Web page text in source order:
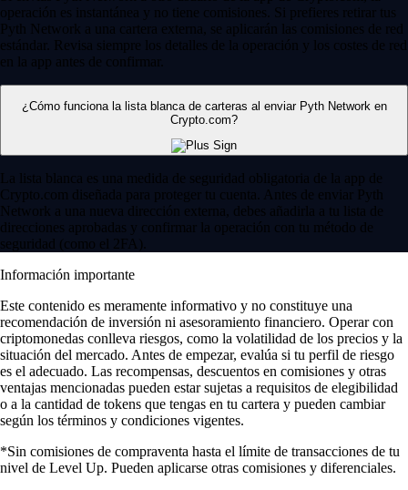
operación es instantánea y no tiene comisiones. Si prefieres retirar tus
Pyth Network a una cartera externa, se aplicarán las comisiones de red
estándar. Revisa siempre los detalles de la operación y los costes de red
en la app antes de confirmar.
¿Cómo funciona la lista blanca de carteras al enviar Pyth Network en
Crypto.com?
La lista blanca es una medida de seguridad obligatoria de la app de
Crypto.com diseñada para proteger tu cuenta. Antes de enviar Pyth
Network a una nueva dirección externa, debes añadirla a tu lista de
direcciones aprobadas y confirmar la operación con tu método de
seguridad (como el 2FA).
Información importante
Este contenido es meramente informativo y no constituye una
recomendación de inversión ni asesoramiento financiero. Operar con
criptomonedas conlleva riesgos, como la volatilidad de los precios y la
situación del mercado. Antes de empezar, evalúa si tu perfil de riesgo
es el adecuado. Las recompensas, descuentos en comisiones y otras
ventajas mencionadas pueden estar sujetas a requisitos de elegibilidad
o a la cantidad de tokens que tengas en tu cartera y pueden cambiar
según los términos y condiciones vigentes.
*Sin comisiones de compraventa hasta el límite de transacciones de tu
nivel de Level Up. Pueden aplicarse otras comisiones y diferenciales.